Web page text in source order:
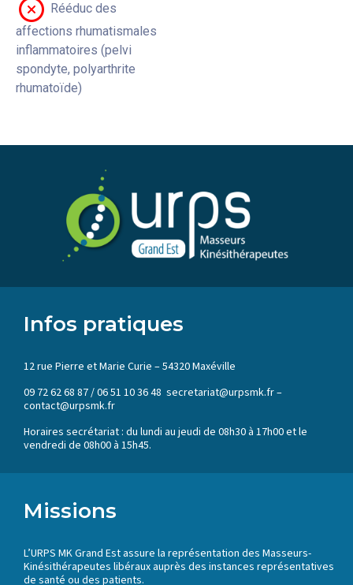
Rééduc des
affections rhumatismales
inflammatoires (pelvi
spondyte, polyarthrite
rhumatoïde)
Infos pratiques
12 rue Pierre et Marie Curie – 54320 Maxéville
09 72 62 68 87 / 06 51 10 36 48 secretariat@urpsmk.fr –
contact@urpsmk.fr
Horaires secrétariat : du lundi au jeudi de 08h30 à 17h00 et le
vendredi de 08h00 à 15h45.
Missions
L’URPS MK Grand Est assure la représentation des Masseurs-
Kinésithérapeutes libéraux auprès des instances représentatives
de santé ou des patients.